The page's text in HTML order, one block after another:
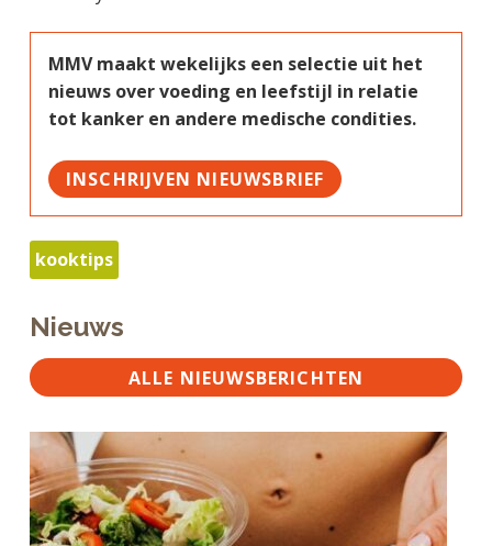
MMV maakt wekelijks een selectie uit het
nieuws over voeding en leefstijl in relatie
tot kanker en andere medische condities.
INSCHRIJVEN NIEUWSBRIEF
kooktips
Nieuws
ALLE NIEUWSBERICHTEN